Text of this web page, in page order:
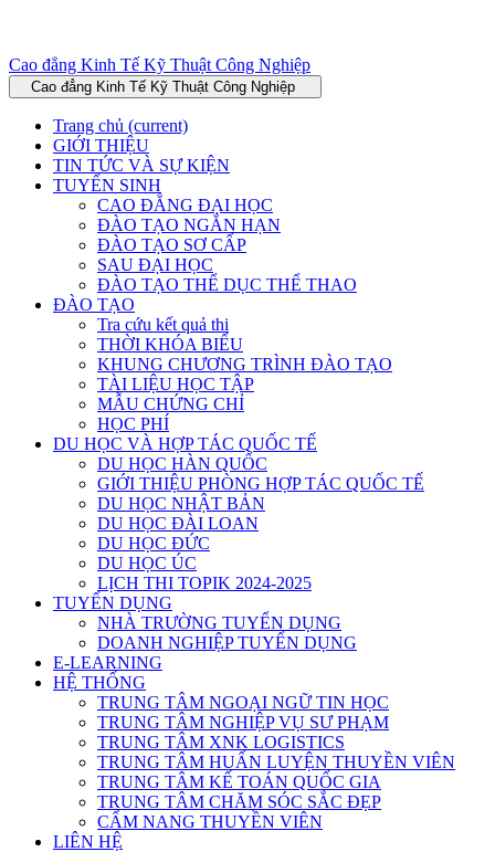
Cao đẳng Kinh Tế Kỹ Thuật Công Nghiệp
Cao đẳng Kinh Tế Kỹ Thuật Công Nghiệp
Trang chủ (current)
GIỚI THIỆU
TIN TỨC VÀ SỰ KIỆN
TUYỂN SINH
CAO ĐẲNG ĐẠI HỌC
ĐÀO TẠO NGẮN HẠN
ĐÀO TẠO SƠ CẤP
SAU ĐẠI HỌC
ĐÀO TẠO THỂ DỤC THỂ THAO
ĐÀO TẠO
Tra cứu kết quả thi
THỜI KHÓA BIỂU
KHUNG CHƯƠNG TRÌNH ĐÀO TẠO
TÀI LIỆU HỌC TẬP
MẪU CHỨNG CHỈ
HỌC PHÍ
DU HỌC VÀ HỢP TÁC QUỐC TẾ
DU HỌC HÀN QUỐC
GIỚI THIỆU PHÒNG HỢP TÁC QUỐC TẾ
DU HỌC NHẬT BẢN
DU HỌC ĐÀI LOAN
DU HỌC ĐỨC
DU HỌC ÚC
LỊCH THI TOPIK 2024-2025
TUYỂN DỤNG
NHÀ TRƯỜNG TUYỂN DỤNG
DOANH NGHIỆP TUYỂN DỤNG
E-LEARNING
HỆ THỐNG
TRUNG TÂM NGOẠI NGỮ TIN HỌC
TRUNG TÂM NGHIỆP VỤ SƯ PHẠM
TRUNG TÂM XNK LOGISTICS
TRUNG TÂM HUẤN LUYỆN THUYỀN VIÊN
TRUNG TÂM KẾ TOÁN QUỐC GIA
TRUNG TÂM CHĂM SÓC SẮC ĐẸP
CẨM NANG THUYỀN VIÊN
LIÊN HỆ